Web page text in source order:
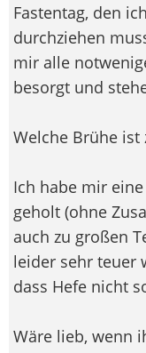
Fastentag, den
durchziehen
mir alle
besorgt und
Welche Brühe ist
Ich habe mir
geholt (ohne
auch zu großen
leider sehr teuer
dass Hefe nicht
Wäre lieb, wenn